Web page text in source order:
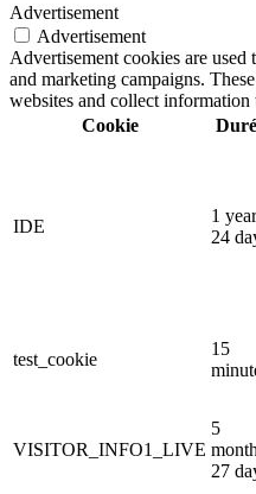
Advertisement
Advertisement
Advertisement cookies are
and marketing campaigns.
websites and collect information
Cookie
IDE
1 year
24
test_cookie
15
VISITOR_INFO1_LIVE
5
27